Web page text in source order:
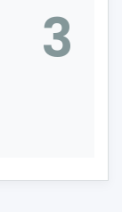
3